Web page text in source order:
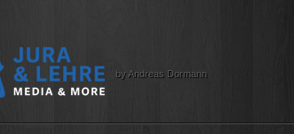
by Andreas Dormann